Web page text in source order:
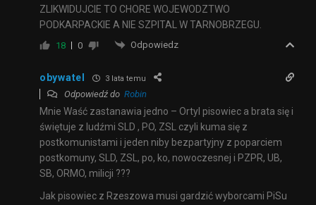
ZLIKWIDUJCIE TO CHORE WOJEWODZTWO
PODKARPACKIE A NIE SZPITAL W TARNOBRZEGU.
18 0 Odpowiedz
obywatel 3 lata temu
Odpowiedź do Robin
Mnie Waść zastanawia jedno – Ortyl pisowiec a brata się i
świętuje z ludźmi SLD , PO, ZSL czyli kuma się z
postkomunistami i jeden niby bezpartyjny z poparciem
postkomuny, SLD, ZSL, po, ko, nowoczesnej i PZPR, UB,
SB, ORMO, milicji ???
Jak pisowiec z Rzeszowa musi gardzić wyborcami PiSu